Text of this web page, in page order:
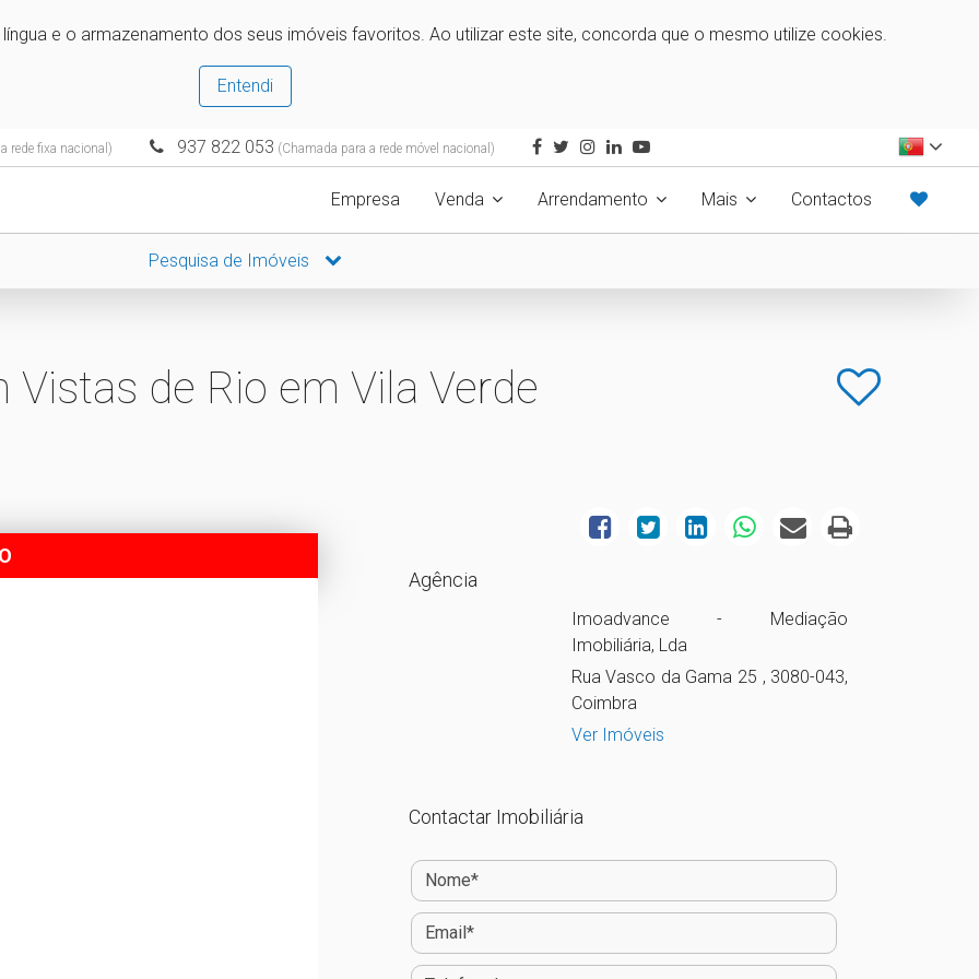
e o armazenamento dos seus imóveis favoritos. Ao utilizar este site, concorda que o mesmo utilize cookies.
Entendi
rede fixa nacional) 937 822 053 (Chamada para a rede móvel nacional)
Empresa Venda Arrendamento Mais Contactos
Pesquisa de Imóveis
de Rio em Vila Verde
Agência
Imoadvance - Mediação
Imobiliária, Lda
Rua Vasco da Gama 25 , 3080-043,
Coimbra
Ver Imóveis
Contactar Imobiliária